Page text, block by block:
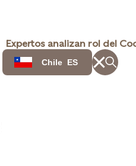
Chile ES